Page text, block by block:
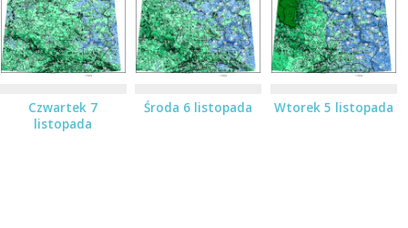
Czwartek 7
listopada
Środa 6 listopada Wtorek 5 listopada